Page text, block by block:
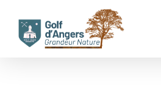
main
content